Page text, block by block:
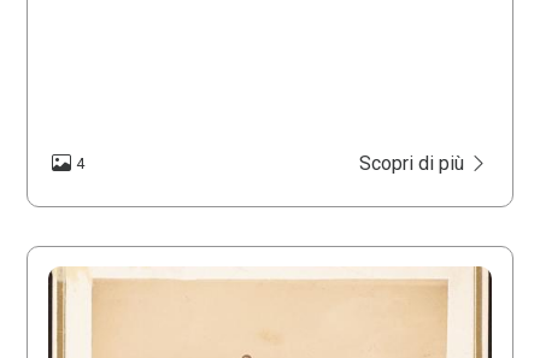
4 Scopri di più